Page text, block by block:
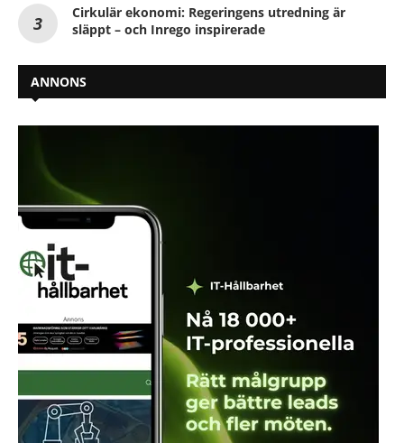
Cirkulär ekonomi: Regeringens utredning är
släppt – och Inrego inspirerade
ANNONS